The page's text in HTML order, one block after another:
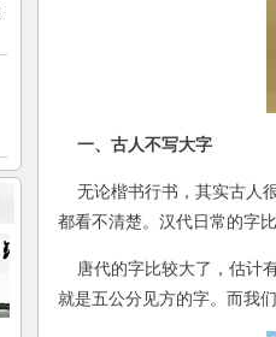
一、古人不写大字
无论楷书行书，其实古人
都看不清楚。汉代日常的字
唐代的字比较大了，估计
就是五公分见方的字。而我